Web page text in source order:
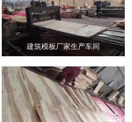
建筑模板厂家生产车间